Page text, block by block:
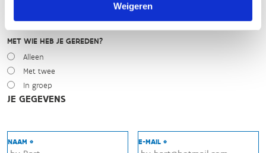
Weigeren
MET WIE HEB JE GEREDEN?
Alleen
Met twee
In groep
JE GEGEVENS
NAAM * E-MAIL *